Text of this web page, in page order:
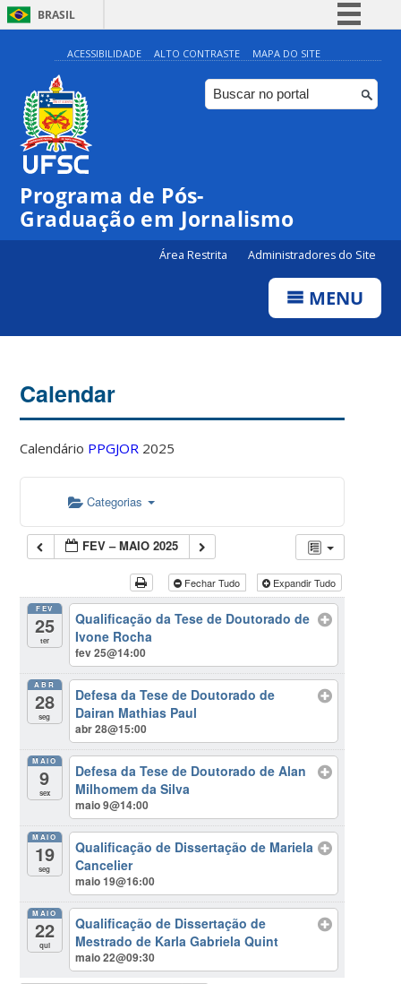
BRASIL
Simplifique!
Comunica BR
Participe
ACESSIBILIDADE ALTO CONTRASTE MAPA DO SITE
Programa de Pós-
Graduação em Jornalismo
Área Restrita Administradores do Site
MENU
Calendar
Calendário PPGJOR 2025
Categorias
FEV – MAIO 2025
Fechar Tudo Expandir Tudo
FEV
25
ter
Qualificação da Tese de Doutorado de
Ivone Rocha
fev 25@14:00
ABR
28
seg
Defesa da Tese de Doutorado de
Dairan Mathias Paul
abr 28@15:00
MAIO
9
sex
Defesa da Tese de Doutorado de Alan
Milhomem da Silva
maio 9@14:00
MAIO
19
seg
Qualificação de Dissertação de Mariela
Cancelier
maio 19@16:00
MAIO
22
qui
Qualificação de Dissertação de
Mestrado de Karla Gabriela Quint
maio 22@09:30